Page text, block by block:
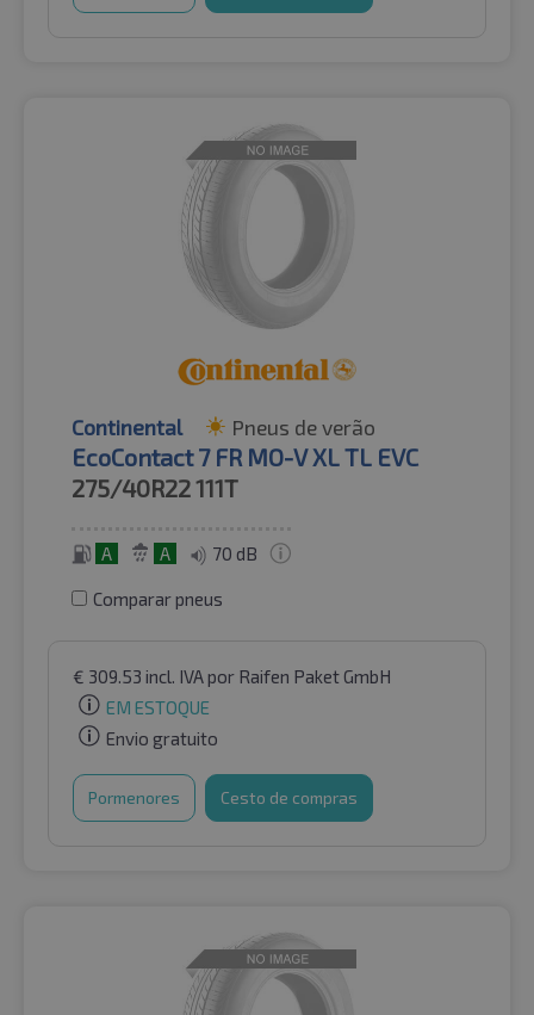
Continental Pneus de verão
EcoContact 7 FR MO-V XL TL EVC
275/40R22111T
A A 70 dB
Comparar pneus
€ 309.53 incl. IVApor Raifen Paket GmbH
EM ESTOQUE
Envio gratuito
Pormenores Cesto de compras